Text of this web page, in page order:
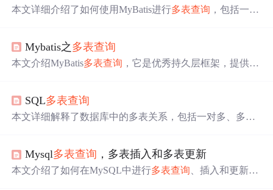
本文详细介绍了如何使用MyBatis进行多表查询 ，包括一对
分步查询的差异，以及如何处理自连接查询。此外，还讨
论了多对多查询的处理方法，利用中间表实现一对多的多
Mybatis之 多表查询
本文介绍MyBatis多表查询 ，它是优秀持久层框架，提供多
场景，以及一对一、一对多查询示例，包含对应SQL语
句、Mapper文件、接口类和测试类。
SQL多表查询
本文详细解释了数据库中的多表关系，包括一对多、多对
示例，涉及子查询的不同类型和应用，以及联合查询和去
重技巧。同时提供了多个实际案例来演示这些概念的实际
Mysql多表查询 ，多表插入和多表更新
本文介绍了如何在MySQL中进行多表查询 、插入和更新操